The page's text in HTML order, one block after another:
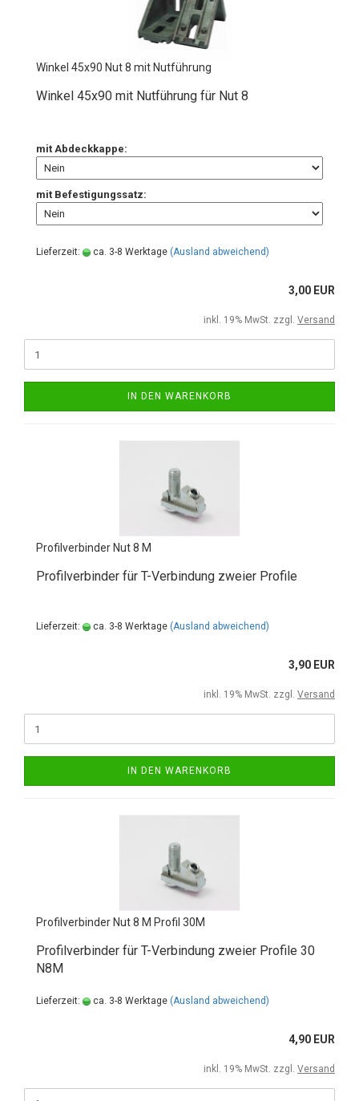
Winkel 45x90 Nut 8 mit Nutführung
Winkel 45x90 mit Nutführung für Nut 8
mit Abdeckkappe:
mit Befestigungssatz:
Lieferzeit: ca. 3-8 Werktage (Ausland abweichend)
3,00 EUR
inkl. 19% MwSt. zzgl. Versand
IN DEN WARENKORB
Profilverbinder Nut 8 M
Profilverbinder für T-Verbindung zweier Profile
Lieferzeit: ca. 3-8 Werktage (Ausland abweichend)
3,90 EUR
inkl. 19% MwSt. zzgl. Versand
IN DEN WARENKORB
Profilverbinder Nut 8 M Profil 30M
Profilverbinder für T-Verbindung zweier Profile 30
N8M
Lieferzeit: ca. 3-8 Werktage (Ausland abweichend)
4,90 EUR
inkl. 19% MwSt. zzgl. Versand